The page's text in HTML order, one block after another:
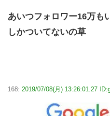
あいつフォロワー16万も
しかついてないの草
168: 2019/07/08(月) 13:26:01.27